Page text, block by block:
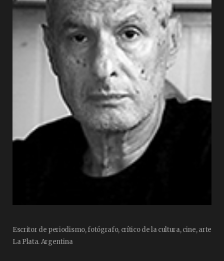
Escritor de periodismo, fotógrafo, crítico de la cultura, cine, arte
La Plata. Argentina